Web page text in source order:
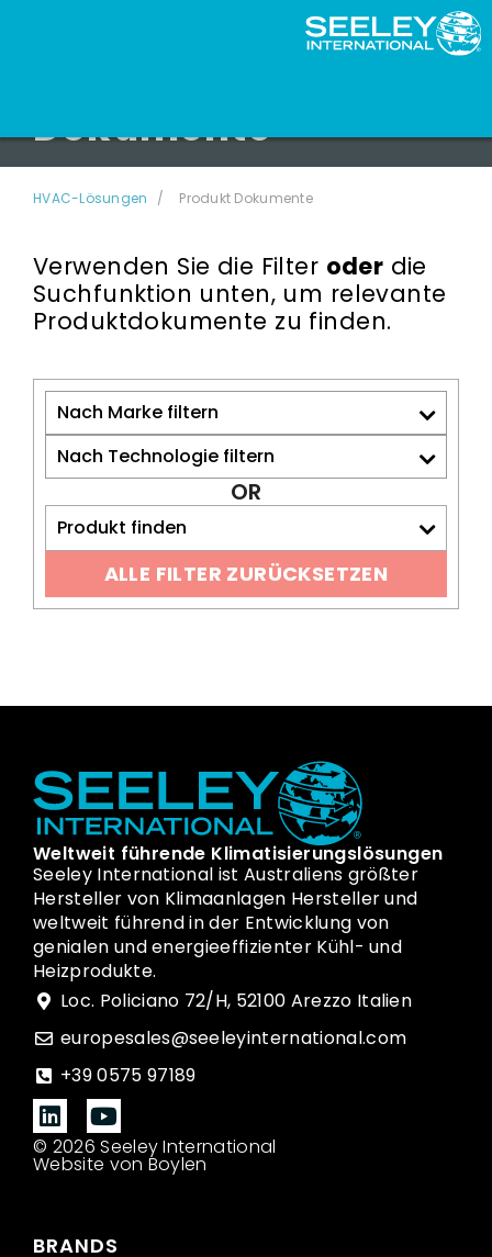
Dokumente
HVAC-Lösungen Produkt Dokumente
Verwenden Sie die Filter oder die
Suchfunktion unten, um relevante
Produktdokumente zu finden.
OR
Produkt finden
ALLE FILTER ZURÜCKSETZEN
Weltweit führende Klimatisierungslösungen
Seeley International ist Australiens größter
Hersteller von Klimaanlagen Hersteller und
weltweit führend in der Entwicklung von
genialen und energieeffizienter Kühl- und
Heizprodukte.
Loc. Policiano 72/H, 52100 Arezzo Italien
europesales@seeleyinternational.com
+39 0575 97189
© 2026 Seeley International
Website von Boylen
BRANDS